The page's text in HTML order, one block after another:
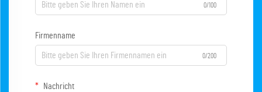
0/100
Firmenname
0/200
Nachricht